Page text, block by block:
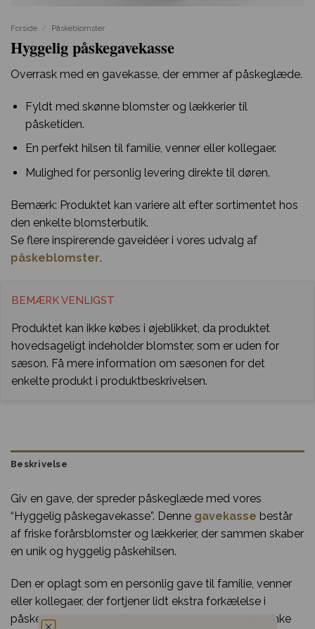
Forside / Påskeblomster
Hyggelig påskegavekasse
Overrask med en gavekasse, der emmer af påskeglæde.
Fyldt med skønne blomster og lækkerier til
påsketiden.
En perfekt hilsen til familie, venner eller kollegaer.
Mulighed for personlig levering direkte til døren.
Bemærk: Produktet kan variere alt efter sortimentet hos
den enkelte blomsterbutik.
Se flere inspirerende gaveidéer i vores udvalg af
påskeblomster.
BEMÆRK VENLIGST
Produktet kan ikke købes i øjeblikket, da produktet
hovedsageligt indeholder blomster, som er uden for
sæson. Få mere information om sæsonen for det
enkelte produkt i produktbeskrivelsen.
Beskrivelse
Giv en gave, der spreder påskeglæde med vores
“Hyggelig påskegavekasse”. Denne gavekasse består
af friske forårsblomster og lækkerier, der sammen skaber
en unik og hyggelig påskehilsen.
Den er oplagt som en personlig gave til familie, venner
eller kollegaer, der fortjener lidt ekstra forkælelse i
påsketiden. Uanset om det er som tak, en kærlig tanke